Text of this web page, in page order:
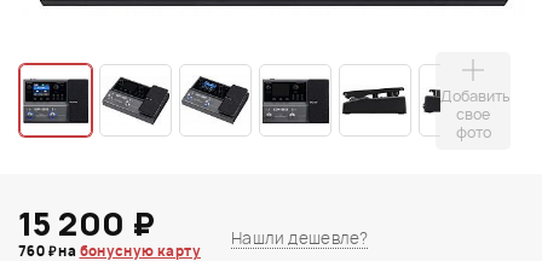
Добавить
свое
фото
15 200 ₽
760 ₽ на бонусную карту
Нашли дешевле?